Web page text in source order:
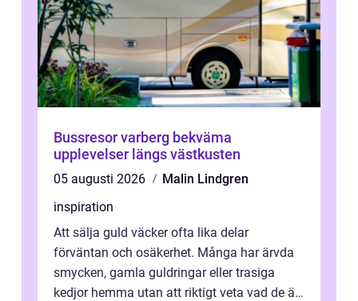
Bussresor varberg bekväma
upplevelser längs västkusten
05 augusti 2026
Malin Lindgren
inspiration
Att sälja guld väcker ofta lika delar
förväntan och osäkerhet. Många har ärvda
smycken, gamla guldringar eller trasiga
kedjor hemma utan att riktigt veta vad de är